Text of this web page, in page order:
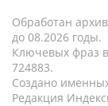
Обработан
до 08.2026 годы.
Ключевых фраз
724883.
Создано
Редакция